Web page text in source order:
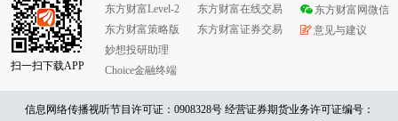
扫一扫下载APP
东方财富Level-2
东方财富策略版
妙想投研助理
Choice金融终端
东方财富在线交易
东方财富证券交易
东方财富网微信
意见与建议
信息网络传播视听节目许可证：0908328号 经营证券期货业务许可证编号：